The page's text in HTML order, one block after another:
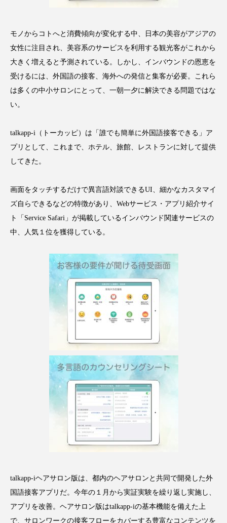
スキンケア スキンケア 習慣
スキンケアルーティン ストレス スパ
スマートウォッチ スマートパッチ
セラミド保湿 セルフケア
ソーシャルウェルネス
デジタルデトックス デトックス
ドライヤー 温度 髪 ダメージ
ナイトルーティン 金木犀
パーソナライズ バーチャルメイク
パーフェクト株式会社 バイオハッキング
ハロウィン後スキンケア
ハロウィン翌日 肌リセット ヒアルロン酸
ビタミンC誘導体
プチ断食 ブルーオーシャン
モノからコトへと消費傾向が変化する中、日本の美容がアジアの
女性に注目され、美容系のサービスを利用する観光客がこれから
大きく増えると予測されている。しかし、インバウンドの恩恵を
受けるには、外国語の接客、海外への発信と集客が必要。これら
は多くの中小サロンにとって、一朝一夕に解決できる問題ではな
い。
talkapp-i（トーカッピ）は「誰でも簡単に外国語接客できる」ア
プリとして、これまで、ホテル、旅館、レストランに対して提供
してきた。
画面をタッチするだけで異言語対談できるUI、細かなカスタマイ
ズ自らできるなどの特徴があり、Webサービス・アプリ紹介サイ
ト「Service Safari」が掲載しているインバウンド関連サービスの
中、人気１位を獲得している。
talkapp-iヘアサロン版は、都内のヘアサロンと共同で開発した外
国語接客アプリだ。今年の１月から実証実験を繰り返し実施し、
アプリを改善。ヘアサロン版はtalkapp-iの基本機能を備えた上
で、サロンワークの接客フローをカバーする豊富なコンテンツを